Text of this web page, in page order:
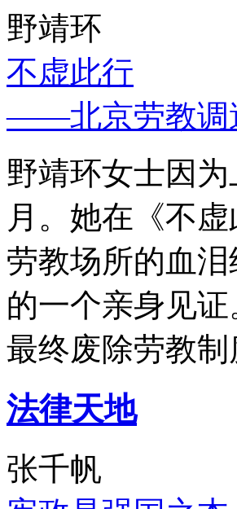
野靖环
不虚此行
——北京劳教调
野靖环女士因
月。她在《不
劳教场所的血
的一个亲身见
最终废除劳教制
法律天地
张千帆